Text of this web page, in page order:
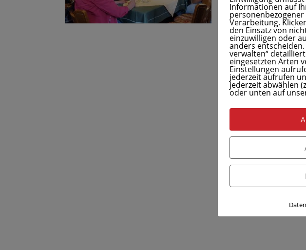
Informationen auf
Verarbeitung.
den Einsatz von
einzuwilligen oder
anders
verwalten“
eingesetzten Arten
Einstellungen
jederzeit aufrufen
jederzeit abwählen
oder unten auf